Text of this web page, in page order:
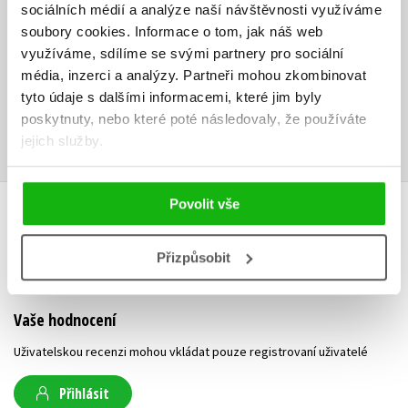
sociálních médií a analýze naší návštěvnosti využíváme
soubory cookies. Informace o tom, jak náš web
využíváme, sdílíme se svými partnery pro sociální
média, inzerci a analýzy. Partneři mohou zkombinovat
tyto údaje s dalšími informacemi, které jim byly
poskytnuty, nebo které poté následovaly, že používáte
jejich služby.
Povolit vše
Přizpůsobit
na konkrétní nástroj CASE a představuje tak nezkresleně bohatství
mocné syntaxe i sémantiky jazyka UML.
„První kniha v češtině ukazující využití jazyka UML v rámci jednotlivých
fází vzniku softwaru. Poskytuje tak metodiku pro celý proces vývoje,
nejen popis jazyka.“ - Ing. Hana Kanisová, odborný metodik pro
analýzu a design v PVT, a.s.
HODNOCENÍ ČTENÁŘŮ
V současné době nejsou vytvořena žádná uživatelská hodnocení.
Vaše hodnocení
Uživatelskou recenzi mohou vkládat pouze registrovaní uživatelé
Přihlásit